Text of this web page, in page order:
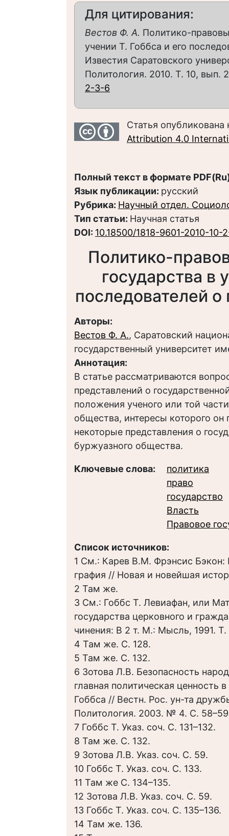
Для цитирования:
Вестов Ф. А. Политико-
учении Т. Гоббса и его
Известия Саратовского
Политология. 2010. Т. 10, вып.
2-3-6
Статья
Attribution 4.0
Полный текст в формате
Язык публикации: русский
Рубрика: Научный отдел.
Тип статьи: Научная статья
DOI: 10.18500/1818-9601-2010-10-
Политико-
государства в
последователей о
Авторы:
Вестов Ф. А., Саратовский
государственный университет
Аннотация:
В статье рассматриваются
представлений о
положения ученого или той части
общества, интересы которого он
некоторые представления о
буржуазного общества.
Ключевые слова:
политика
право
государство
Власть
Правовое
Список источников:
1 См.: Карев В.М. Фрэнсис Бэкон:
графия // Новая и новейшая
2 Там же.
3 См.: Гоббс Т. Левиафан, или
государства церковного и
чинения: В 2 т. М.: Мысль, 1991. Т.
4 Там же. С. 128.
5 Там же. С. 132.
6 Зотова Л.В. Безопасность
главная политическая ценность
Гоббса // Вестн. Рос. ун-та
Политология. 2003. № 4. С.
7 Гоббс Т. Указ. соч. С. 131–132.
8 Там же. С. 132.
9 Зотова Л.В. Указ. соч. С. 59.
10 Гоббс Т. Указ. соч. С. 133.
11 Там же С. 134–135.
12 Зотова Л.В. Указ. соч. С. 59.
13 Гоббс Т. Указ. соч. С. 135–136.
14 Там же. 136.